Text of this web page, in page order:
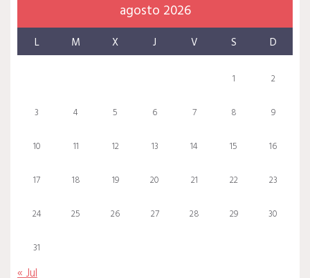
agosto 2026
L M X J V S D
1 2
3 4 5 6 7 8 9
10 11 12 13 14 15 16
17 18 19 20 21 22 23
24 25 26 27 28 29 30
31
« Jul